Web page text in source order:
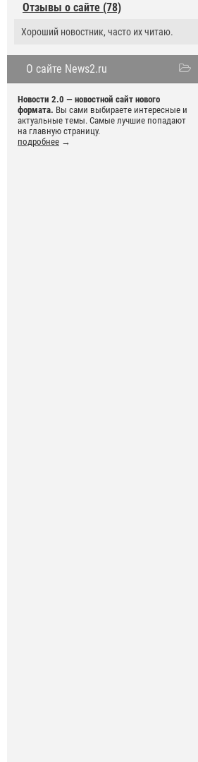
Отзывы о сайте (78)
Хороший новостник, часто их читаю.
О сайте News2.ru
Новости 2.0 — новостной сайт нового
формата. Вы сами выбираете интересные и
актуальные темы. Самые лучшие попадают
на главную страницу.
подробнее →